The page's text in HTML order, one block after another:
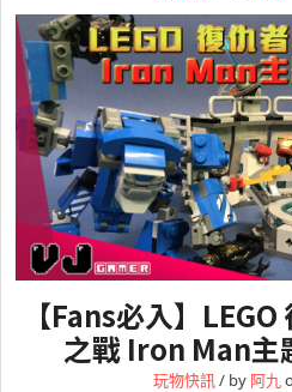
【Fans必入】
之戰 Iron Man主
玩物快訊/ by 阿九